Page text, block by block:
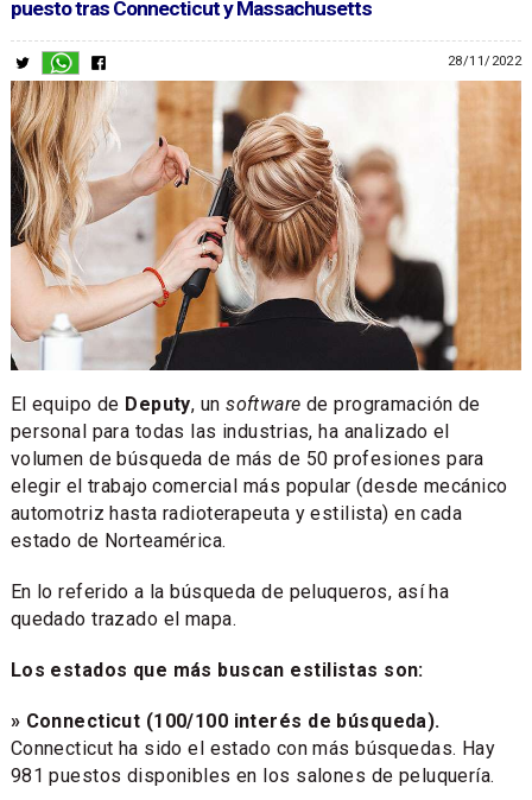
puesto tras Connecticut y Massachusetts
28/11/2022
El equipo de Deputy, unsoftware de programación de
personal para todas las industrias, ha analizado el
volumen de búsqueda de más de 50 profesiones para
elegir el trabajo comercial más popular (desde mecánico
automotriz hasta radioterapeuta y estilista) en cada
estado de Norteamérica.
En lo referido a la búsqueda de peluqueros, así ha
quedado trazado el mapa.
Los estados que más buscan estilistas son:
» Connecticut (100/100 interés de búsqueda).
Connecticut ha sido el estado con más búsquedas. Hay
981 puestos disponibles en los salones de peluquería.